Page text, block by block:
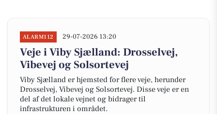
ALARM112 29-07-2026 13:20
Veje i Viby Sjælland: Drosselvej,
Vibevej og Solsortevej
Viby Sjælland er hjemsted for flere veje, herunder
Drosselvej, Vibevej og Solsortevej. Disse veje er en
del af det lokale vejnet og bidrager til
infrastrukturen i området.